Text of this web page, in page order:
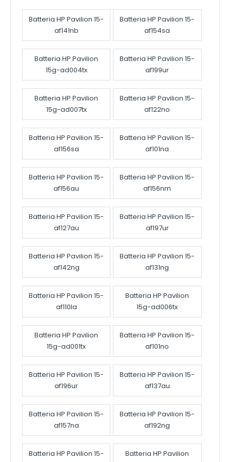
Batteria HP Pavilion 15-
af141nb
Batteria HP Pavilion 15-
af154sa
Batteria HP Pavilion
15g-ad004tx
Batteria HP Pavilion 15-
af199ur
Batteria HP Pavilion
15g-ad007tx
Batteria HP Pavilion 15-
af122no
Batteria HP Pavilion 15-
af156sa
Batteria HP Pavilion 15-
af101na
Batteria HP Pavilion 15-
af156au
Batteria HP Pavilion 15-
af156nm
Batteria HP Pavilion 15-
af127au
Batteria HP Pavilion 15-
af197ur
Batteria HP Pavilion 15-
af142ng
Batteria HP Pavilion 15-
af131ng
Batteria HP Pavilion 15-
af110la
Batteria HP Pavilion
15g-ad006tx
Batteria HP Pavilion
15g-ad001tx
Batteria HP Pavilion 15-
af101no
Batteria HP Pavilion 15-
af196ur
Batteria HP Pavilion 15-
af137au
Batteria HP Pavilion 15-
af157na
Batteria HP Pavilion 15-
af192ng
Batteria HP Pavilion 15-
Batteria HP Pavilion